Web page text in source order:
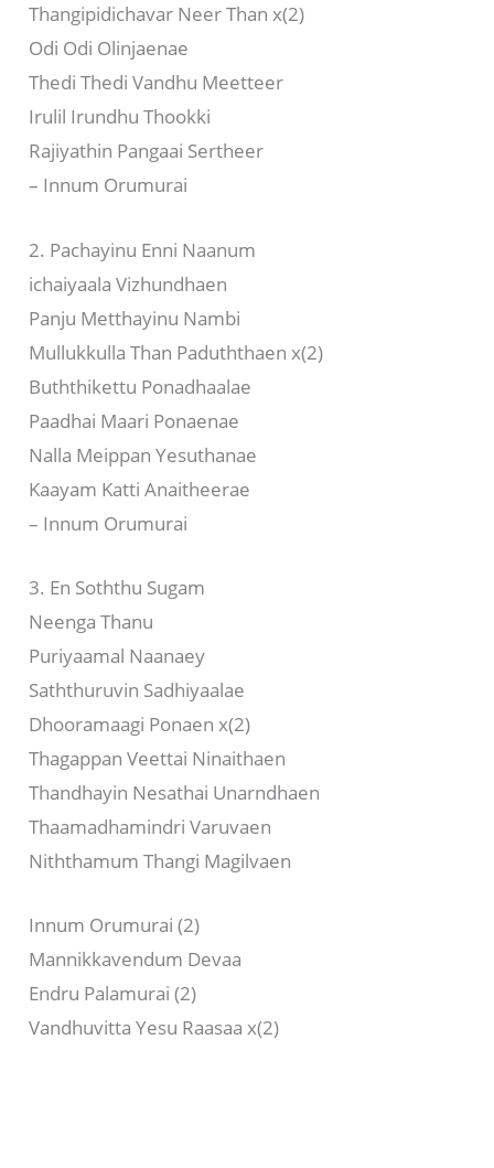
Thangipidichavar Neer Than x(2)
Odi Odi Olinjaenae
Thedi Thedi Vandhu Meetteer
Irulil Irundhu Thookki
Rajiyathin Pangaai Sertheer
– Innum Orumurai
2. Pachayinu Enni Naanum
ichaiyaala Vizhundhaen
Panju Metthayinu Nambi
Mullukkulla Than Paduththaen x(2)
Buththikettu Ponadhaalae
Paadhai Maari Ponaenae
Nalla Meippan Yesuthanae
Kaayam Katti Anaitheerae
– Innum Orumurai
3. En Soththu Sugam
Neenga Thanu
Puriyaamal Naanaey
Saththuruvin Sadhiyaalae
Dhooramaagi Ponaen x(2)
Thagappan Veettai Ninaithaen
Thandhayin Nesathai Unarndhaen
Thaamadhamindri Varuvaen
Niththamum Thangi Magilvaen
Innum Orumurai (2)
Mannikkavendum Devaa
Endru Palamurai (2)
Vandhuvitta Yesu Raasaa x(2)